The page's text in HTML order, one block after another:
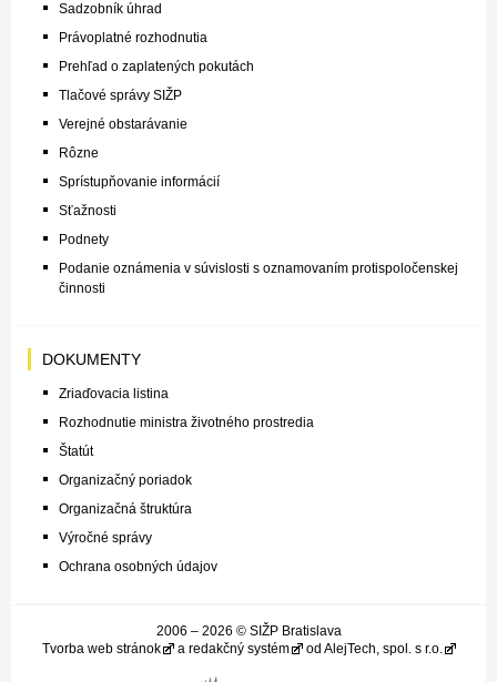
Sadzobník úhrad
Právoplatné rozhodnutia
Prehľad o zaplatených pokutách
Tlačové správy SIŽP
Verejné obstarávanie
Rôzne
Sprístupňovanie informácií
Sťažnosti
Podnety
Podanie oznámenia v súvislosti s oznamovaním protispoločenskej
činnosti
DOKUMENTY
Zriaďovacia listina
Rozhodnutie ministra životného prostredia
Štatút
Organizačný poriadok
Organizačná štruktúra
Výročné správy
Ochrana osobných údajov
2006 – 2026 © SIŽP Bratislava
Tvorba web stránok
a redakčný systém od AlejTech, spol. s r.o.